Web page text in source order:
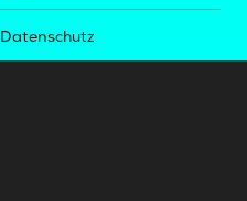
Datenschutz